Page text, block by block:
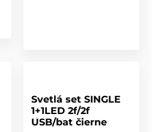
Svetlá set SINGLE
1+1LED 2f/2f
USB/bat čierne